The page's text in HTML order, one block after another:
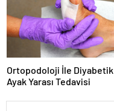
Ortopodoloji İle Diyabetik
Ayak Yarası Tedavisi